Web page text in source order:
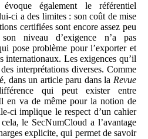
également le référentiel
ci a des limites : son coût de mise
certifiées sont encore assez peu
niveau d’exigence n’a pas
pose problème pour l’exporter et
internationaux. Les exigences qu’il
interprétations diverses. Comme
dans un article paru dans la Revue
qui peut exister entre
en va de même pour la notion de
ci implique le respect d’un cahier
le SecNumCloud a l’avantage
explicite, qui permet de savoir